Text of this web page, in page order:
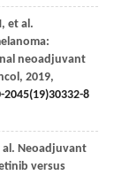
, et al.
neoadjuvant
, 2019,
2045(19)30332-8
al. Neoadjuvant
versus